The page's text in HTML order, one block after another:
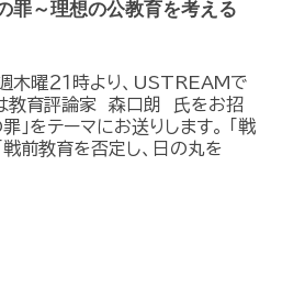
罪～理想の公教育を考える
木曜２１時より、USTREAMで
教育評論家 森口朗 氏をお招
」をテーマにお送りします。 「戦
戦前教育を否定し、日の丸を